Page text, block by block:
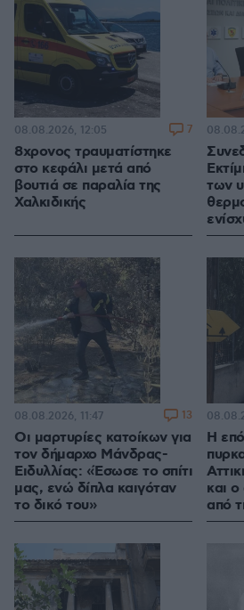
8χρονος τραυματίστηκε
στο κεφάλι μετά από
βουτιά σε παραλία της
Χαλκιδικής
08.08.2026, 12:05 7
των
Οι μαρτυρίες κατοίκων για
τον δήμαρχο Μάνδρας-
Ειδυλλίας: «Έσωσε το σπίτι
μας, ενώ δίπλα καιγόταν
το δικό του»
08.08.2026, 11:47 13
Η
και
από